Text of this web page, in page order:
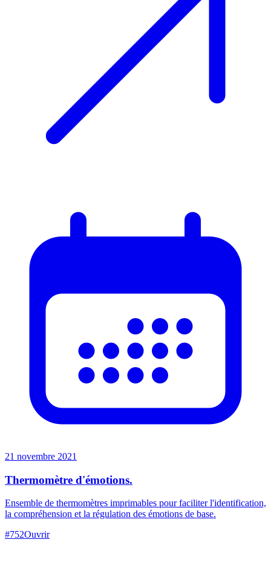
21 novembre 2021
Thermomètre d'émotions.
Ensemble de thermomètres imprimables pour faciliter l'identification,
la compréhension et la régulation des émotions de base.
#752Ouvrir